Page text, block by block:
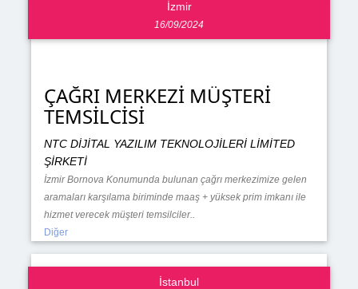
İzmir
16/09/2024
ÇAĞRI MERKEZİ MÜŞTERİ
TEMSİLCİSİ
NTC DİJİTAL YAZILIM TEKNOLOJİLERİ LİMİTED
ŞİRKETİ
İzmir Bornova Konumunda bulunan çağrı merkezimize gelen
aramaları karşılama biriminde maaş + yüksek prim imkanı ile
hizmet verecek müşteri temsilciler..
Diğer
İstanbul